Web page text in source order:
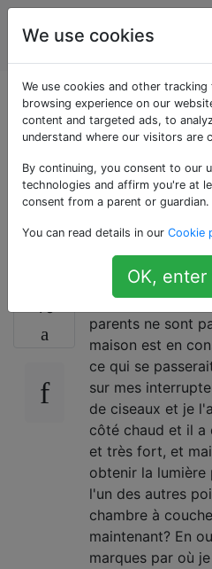
Amélioration
de l'habitat
Comment
rétablir le
après un
avec un
40
Ok, alors je suis
parents ne sont
maison est en
ce qui se
sur mes
de ciseaux et je
côté chaud et il a
et très fort, et
obtenir la lumière
l'un des autres
chambre à
maintenant? En
marques par où
We use cookies
We use cookies and other
browsing experience on our
content and targeted ads, to
understand where our visitors are
By continuing, you consent to our
technologies and affirm you're at
consent from a parent or guardian.
You can read details in our Cookie
OK,